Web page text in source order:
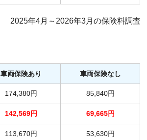
2025年4月～2026年3月の保険料調査
車両保険あり 車両保険なし
174,380円 85,840円
142,569円 69,665円
113,670円 53,630円